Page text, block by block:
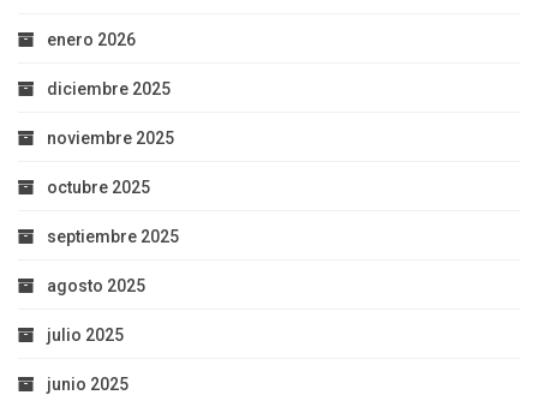
enero 2026
diciembre 2025
noviembre 2025
octubre 2025
septiembre 2025
agosto 2025
julio 2025
junio 2025